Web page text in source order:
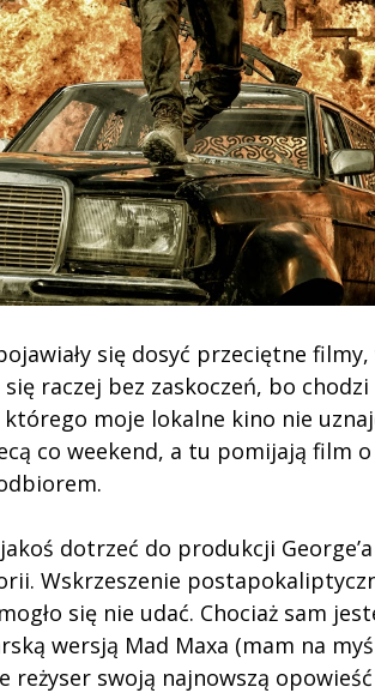
się dosyć przeciętne filmy,
raczej bez zaskoczeń, bo chodzi
moje lokalne kino nie
co weekend, a tu pomijają film
dotrzeć do produkcji
Wskrzeszenie
się nie udać. Chociaż sam
wersją Mad Maxa (mam na
reżyser swoją najnowszą